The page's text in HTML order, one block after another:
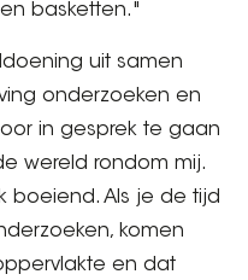
basketten."
uit samen
onderzoeken en
in gesprek te gaan
wereld rondom mij.
boeiend. Als je de tijd
komen
en dat